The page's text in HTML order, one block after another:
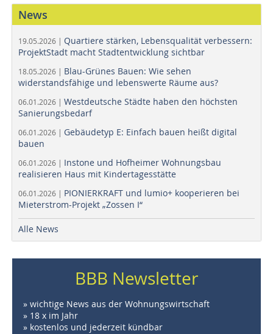
News
19.05.2026 | Quartiere stärken, Lebensqualität verbessern:
ProjektStadt macht Stadtentwicklung sichtbar
18.05.2026 | Blau-Grünes Bauen: Wie sehen
widerstandsfähige und lebenswerte Räume aus?
06.01.2026 | Westdeutsche Städte haben den höchsten
Sanierungsbedarf
06.01.2026 | Gebäudetyp E: Einfach bauen heißt digital
bauen
06.01.2026 | Instone und Hofheimer Wohnungsbau
realisieren Haus mit Kindertagesstätte
06.01.2026 | PIONIERKRAFT und lumio+ kooperieren bei
Mieterstrom-Projekt „Zossen I“
Alle News
BBB Newsletter
» wichtige News aus der Wohnungswirtschaft
» 18 x im Jahr
» kostenlos und jederzeit kündbar